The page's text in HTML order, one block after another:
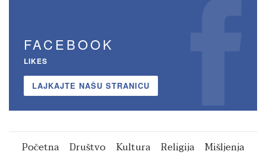
FACEBOOK
LIKES
LAJKAJTE NAŠU STRANICU
Početna Društvo Kultura Religija
Mišljenja